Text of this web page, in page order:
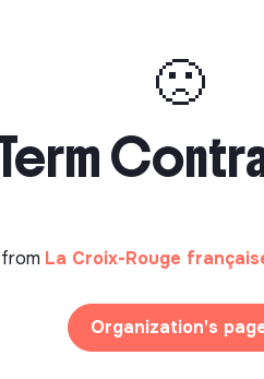
🙁
La Croix-Rouge
Organization's